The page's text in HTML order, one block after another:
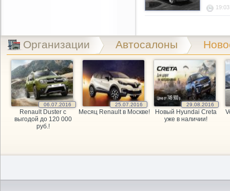
19:03
Организации Автосалоны
06.07.2016
Renault Duster с
выгодой до 120 000
руб.!
25.07.2016
Месяц Renault в Москве!
29.08.2016
Новый Hyundai Creta
уже в наличии!